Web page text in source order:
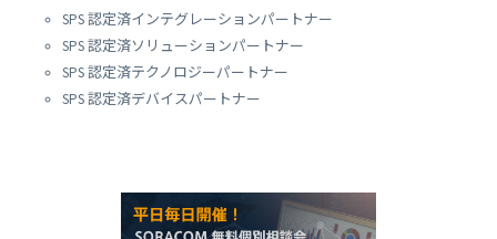
SPS 認定済インテグレーションパートナー
SPS 認定済ソリューションパートナー
SPS 認定済テクノロジーパートナー
SPS 認定済デバイスパートナー